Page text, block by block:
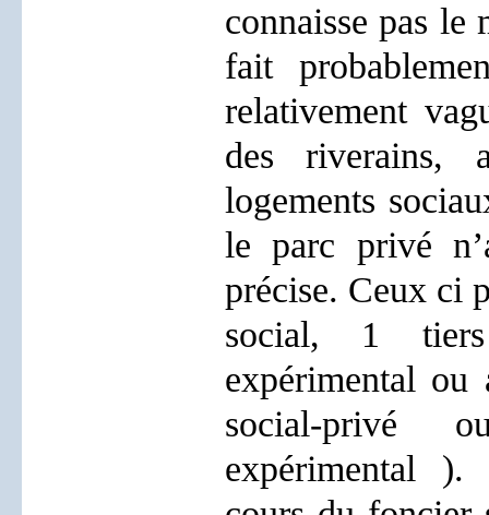
connaisse pas le
fait
relativement
des riverains,
logements
le parc privé
précise. Ceux ci
social, 1
expérimental
social-
expérimental